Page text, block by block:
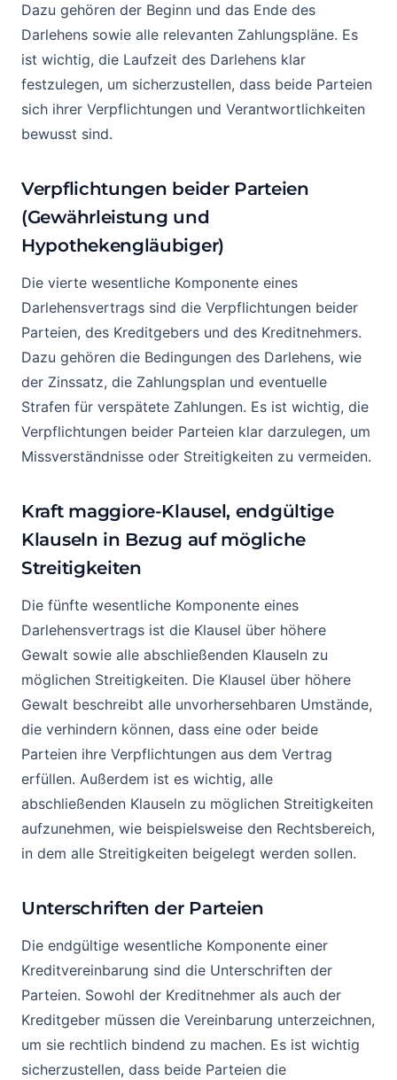
Dazu gehören der Beginn und das Ende des
Darlehens sowie alle relevanten Zahlungspläne. Es
ist wichtig, die Laufzeit des Darlehens klar
festzulegen, um sicherzustellen, dass beide Parteien
sich ihrer Verpflichtungen und Verantwortlichkeiten
bewusst sind.
Verpflichtungen beider Parteien
(Gewährleistung und
Hypothekengläubiger)
Die vierte wesentliche Komponente eines
Darlehensvertrags sind die Verpflichtungen beider
Parteien, des Kreditgebers und des Kreditnehmers.
Dazu gehören die Bedingungen des Darlehens, wie
der Zinssatz, die Zahlungsplan und eventuelle
Strafen für verspätete Zahlungen. Es ist wichtig, die
Verpflichtungen beider Parteien klar darzulegen, um
Missverständnisse oder Streitigkeiten zu vermeiden.
Kraft maggiore-Klausel, endgültige
Klauseln in Bezug auf mögliche
Streitigkeiten
Die fünfte wesentliche Komponente eines
Darlehensvertrags ist die Klausel über höhere
Gewalt sowie alle abschließenden Klauseln zu
möglichen Streitigkeiten. Die Klausel über höhere
Gewalt beschreibt alle unvorhersehbaren Umstände,
die verhindern können, dass eine oder beide
Parteien ihre Verpflichtungen aus dem Vertrag
erfüllen. Außerdem ist es wichtig, alle
abschließenden Klauseln zu möglichen Streitigkeiten
aufzunehmen, wie beispielsweise den Rechtsbereich,
in dem alle Streitigkeiten beigelegt werden sollen.
Unterschriften der Parteien
Die endgültige wesentliche Komponente einer
Kreditvereinbarung sind die Unterschriften der
Parteien. Sowohl der Kreditnehmer als auch der
Kreditgeber müssen die Vereinbarung unterzeichnen,
um sie rechtlich bindend zu machen. Es ist wichtig
sicherzustellen, dass beide Parteien die